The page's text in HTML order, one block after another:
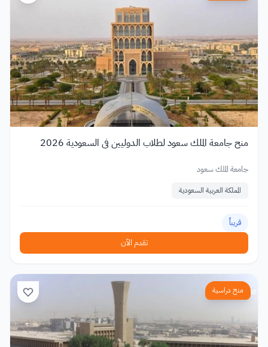
منح جامعة الملك سعود لطلاب الدوليين في السعودية 2026
جامعة الملك سعود
المملكة العربية السعودية
قريباً
تقدم الآن
منح دراسية